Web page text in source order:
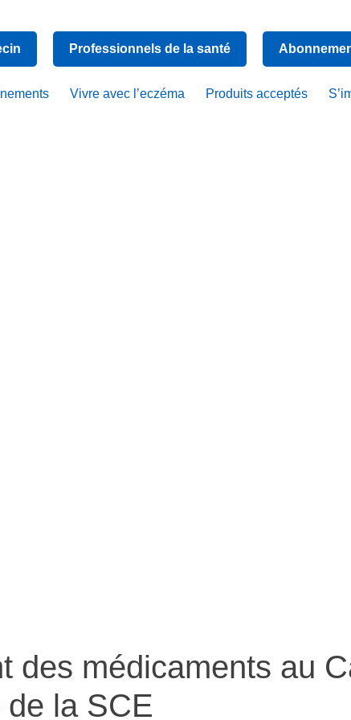
Professionnels de la santé
Vivre avec l’eczéma Produits acceptés
des médicaments au
la SCE